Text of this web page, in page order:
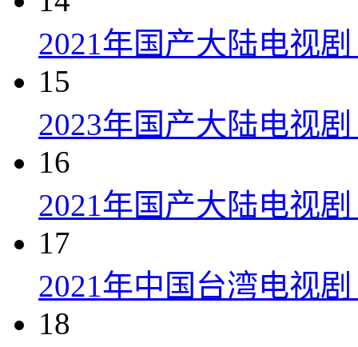
2021年国产大陆电视
15
2023年国产大陆电视
16
2021年国产大陆电视
17
2021年中国台湾电视
18